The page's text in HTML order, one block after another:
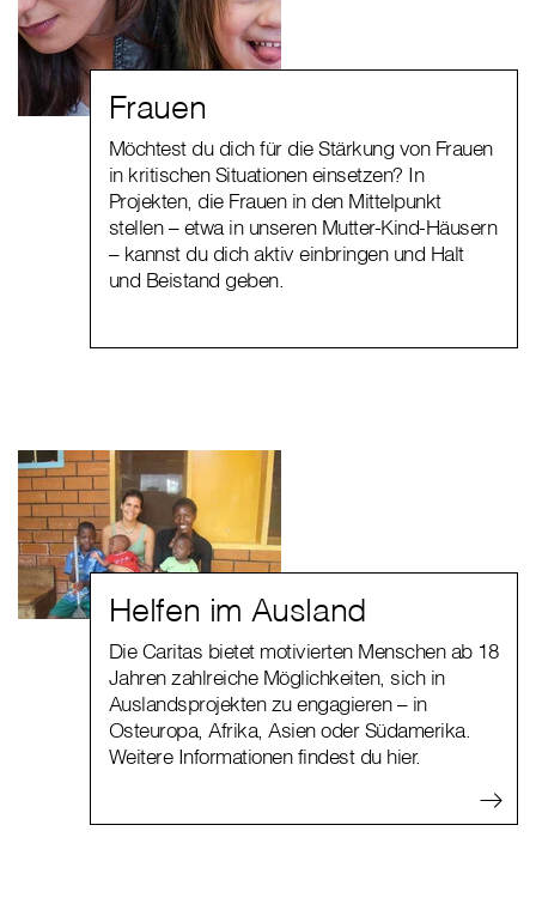
Frauen
Möchtest du dich für die Stärkung von Frauen
in kritischen Situationen einsetzen? In
Projekten, die Frauen in den Mittelpunkt
stellen – etwa in unseren Mutter-Kind-Häusern
– kannst du dich aktiv einbringen und Halt
und Beistand geben.
Helfen im Ausland
Die Caritas bietet motivierten Menschen ab 18
Jahren zahlreiche Möglichkeiten, sich in
Auslandsprojekten zu engagieren – in
Osteuropa, Afrika, Asien oder Südamerika.
Weitere Informationen findest du hier.